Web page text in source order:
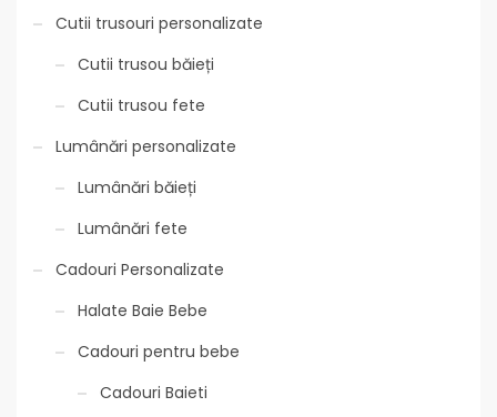
Cutii trusouri personalizate
Cutii trusou băieți
Cutii trusou fete
Lumânări personalizate
Lumânări băieți
Lumânări fete
Cadouri Personalizate
Halate Baie Bebe
Cadouri pentru bebe
Cadouri Baieti